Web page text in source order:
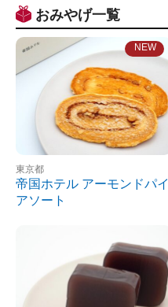
おみやげ一覧
東京都
帝国ホテル アーモンドパイ
アソート